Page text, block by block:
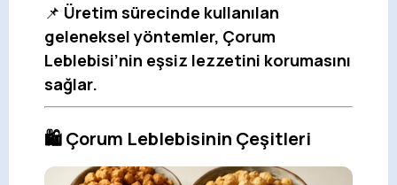
📌 Üretim sürecinde kullanılan
geleneksel yöntemler, Çorum
Leblebisi’nin eşsiz lezzetini korumasını
sağlar.
🛍️ Çorum Leblebisinin Çeşitleri